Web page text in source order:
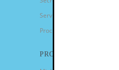
Serviços
Procuradoria Geral
PROGRAMAS